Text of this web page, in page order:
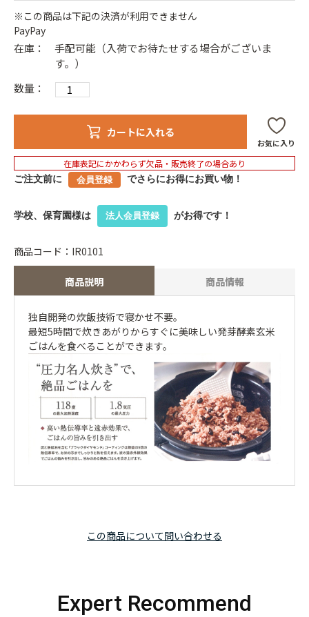
※この商品は下記の決済が利用できません
PayPay
在庫：
手配可能（入荷でお待たせする場合がございま
す。）
数量：
カートに入れる
お気に入り
在庫表記にかかわらず欠品・販売終了の場合あり
ご注文前に 会員登録 でさらにお得にお買い物！
学校、保育園様は 法人会員登録 がお得です！
商品説明 商品情報
独自開発の炊飯技術で寝かせ不要。
最短5時間で炊きあがりからすぐに美味しい発芽酵素玄米
ごはんを食べることができます。
この商品について問い合わせる
商品コード：IR0101
Expert Recommend